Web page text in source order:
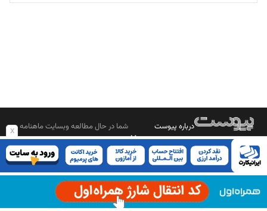
x
درباره پیوست
بیشتر بدانید
شما در حال مطالعه وبسایت ماهنامه
پیوست هستید.
صاحب امتیاز: موسسه پرسش (پویندگان راز ستاره شمال)
مدیر مسئول: محمدباقر اثنی‌عشری
سردبیر: مهرک محمودی